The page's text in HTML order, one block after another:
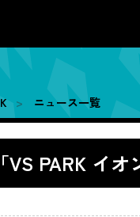
ニュース一覧
「VS PARK イ